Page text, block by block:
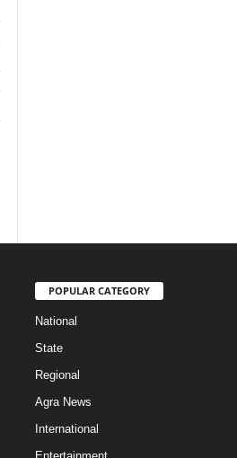
POPULAR CATEGORY
National
State
Regional
Agra News
International